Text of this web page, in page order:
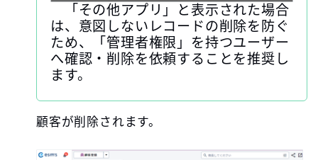
「その他アプリ」と表示された場合
は、意図しないレコードの削除を防ぐ
ため、「管理者権限」を持つユーザー
へ確認・削除を依頼することを推奨し
ます。
顧客が削除されます。